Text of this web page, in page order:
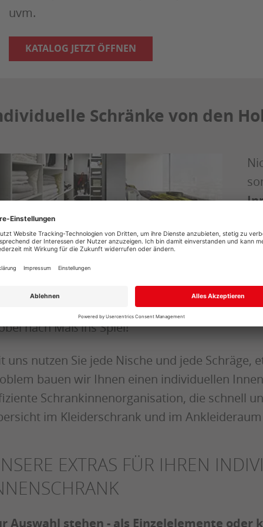
uvm.
KATALOG JETZT ÖFFNEN
Schränke von den
zu
wenn Möbel in Standardmaßen nicht
nach Maß ins Spiel!
uns nutzen Sie jede Nische und jede Schräge,
bauen wir Ihnen einen individuellen
Schrankinnenorganisation, die schnell
im Kleiderschrank und im
EXTRAS FÜR IHREN
Auswahl stehen - als Einzelelemente oder